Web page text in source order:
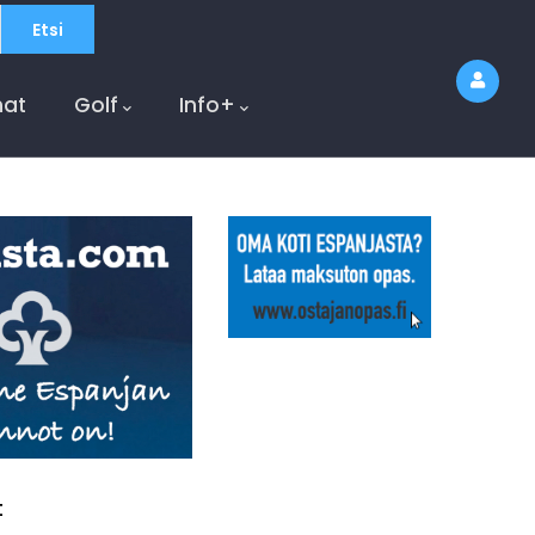
Golf Info+